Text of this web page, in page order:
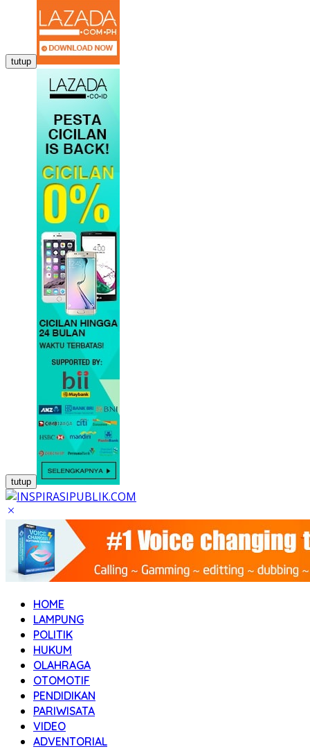
tutup
tutup
HOME
LAMPUNG
POLITIK
HUKUM
OLAHRAGA
OTOMOTIF
PENDIDIKAN
PARIWISATA
VIDEO
ADVENTORIAL